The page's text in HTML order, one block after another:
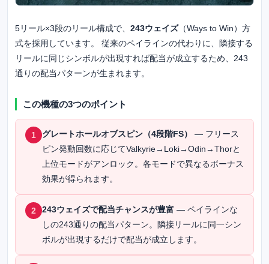
5リール×3段のリール構成で、 243ウェイズ（Ways to Win）方
式を採用しています。 従来のペイラインの代わりに、隣接する
リールに同じシンボルが出現すれば配当が成立するため、243
通りの配当パターンが生まれます。
この機種の3つのポイント
1 グレートホールオブスピン（4段階FS）
— フリース
ピン発動回数に応じてValkyrie→Loki→Odin→Thorと
上位モードがアンロック。各モードで異なるボーナス
効果が得られます。
2 243ウェイズで配当チャンスが豊富 — ペイラインな
しの243通りの配当パターン。隣接リールに同一シン
ボルが出現するだけで配当が成立します。